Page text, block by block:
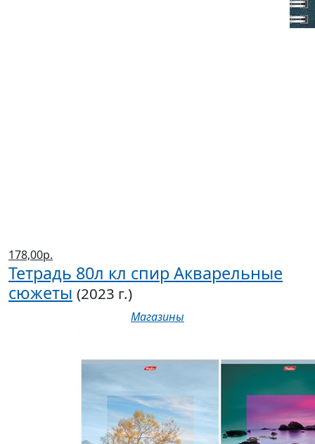
178,00р.
Тетрадь 80л кл спир Акварельные
сюжеты (2023 г.)
Магазины